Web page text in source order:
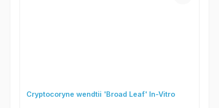
Cryptocoryne wendtii 'Broad Leaf' In-Vitro